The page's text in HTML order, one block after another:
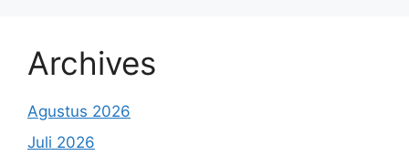
Archives
Agustus 2026
Juli 2026